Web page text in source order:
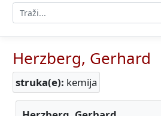
Herzberg, Gerhard
struka(e): kemija